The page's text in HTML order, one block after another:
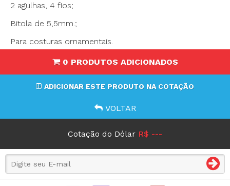
2 agulhas, 4 fios;
Bitola de 5,5mm.;
Para costuras ornamentais.
0 PRODUTOS ADICIONADOS
ADICIONAR ESTE PRODUTO NA COTAÇÃO
VOLTAR
Cotação do Dólar R$ ---